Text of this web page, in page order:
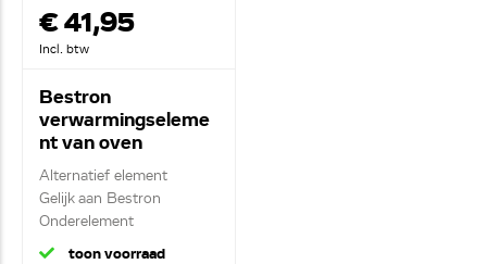
€ 41,95
Incl. btw
Bestron
verwarmingseleme
nt van oven
0606094
Alternatief element
Gelijk aan Bestron
Onderelement
toon voorraad